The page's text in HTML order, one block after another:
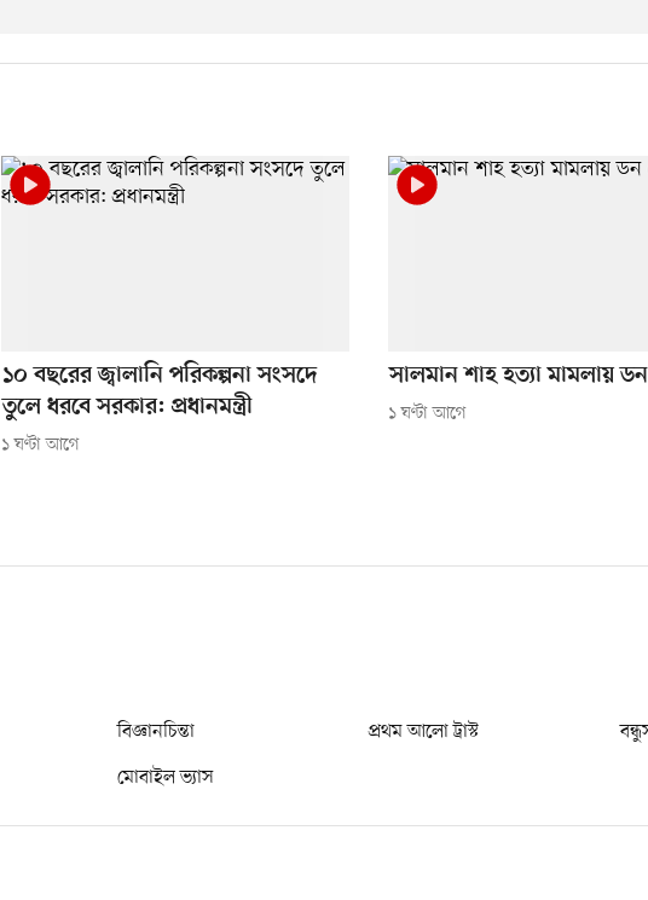
১০ বছরের জ্বালানি পরিকল্পনা সংসদে
তুলে ধরবে সরকার: প্রধানমন্ত্রী
১ ঘণ্টা আগে
সালমান শাহ হত্যা মামলায় ডন
১ ঘণ্টা আগে
বিজ্ঞানচিন্তা প্রথম আলো ট্রাস্ট
মোবাইল ভ্যাস